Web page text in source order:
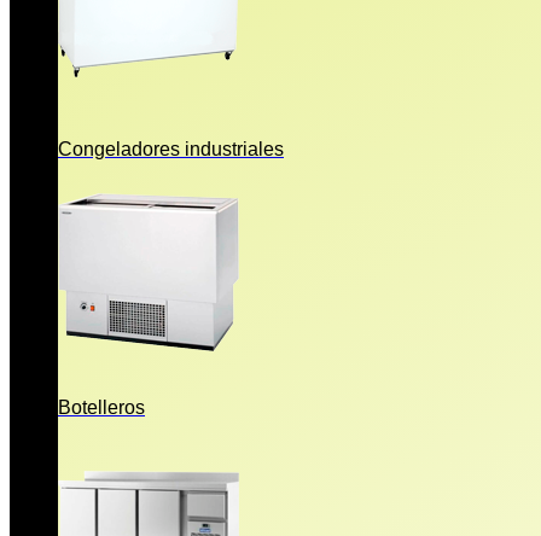
Congeladores industriales
Botelleros